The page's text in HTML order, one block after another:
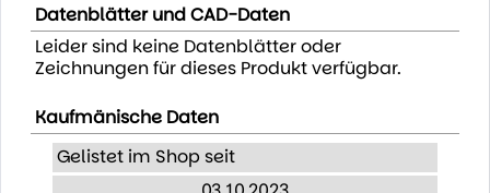
Datenblätter und CAD-Daten
Leider sind keine Datenblätter oder
Zeichnungen für dieses Produkt verfügbar.
Kaufmänische Daten
Gelistet im Shop seit